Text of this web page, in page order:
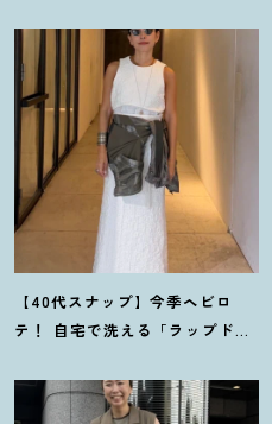
【40代スナップ】今季ヘビロ
テ ！
自宅で洗える「ラップドレ
乃婦さん